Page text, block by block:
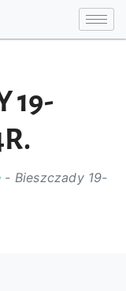
19-
- Bieszczady 19-